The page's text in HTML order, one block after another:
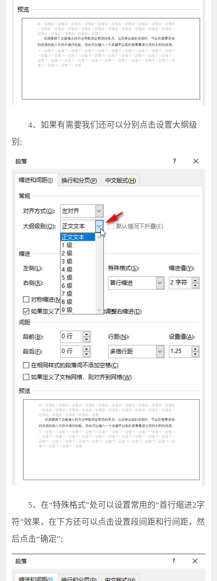
4、如果有需要我们还可以分别点击设置大纲级
别;
5、在“特殊格式”处可以设置常用的“首行缩进2字
符”效果，在下方还可以点击设置段间距和行间距，然
后点击“确定”;